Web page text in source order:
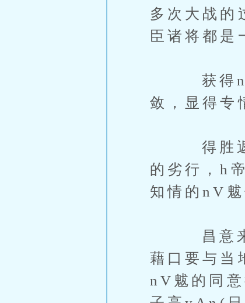
多次大战的
臣诸将都是
获得nV魃
敛，显得专
得胜返回
的劣行，h
知情的nV魃
昌意来到
藉口要与当
nV魃的同